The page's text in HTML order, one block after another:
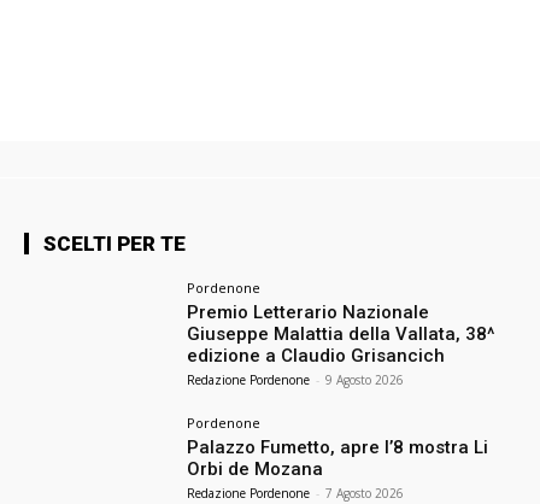
SCELTI PER TE
Pordenone
Premio Letterario Nazionale
Giuseppe Malattia della Vallata, 38^
edizione a Claudio Grisancich
Redazione Pordenone - 9 Agosto 2026
Pordenone
Palazzo Fumetto, apre l’8 mostra Li
Orbi de Mozana
Redazione Pordenone - 7 Agosto 2026